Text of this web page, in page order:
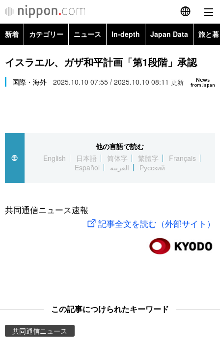
English
简体字
繁體字
العربية
社会
旅と暮らし
新着 カテゴリー ニュース In-depth Japan Data 旅と
政治・外交
経済・ビジネス
社会
文化
科学・技術
暮らし
Topics
Images
お知らせ
イスラエル、ガザ和平計画「第1段階」承認
News
from Japan
国際・海外 2025.10.10 07:55 / 2025.10.10 08:11 更新
他の言語で読む
English
日本語 简体字 繁體字
Français
Español
العربية Русский
共同通信ニュース速報
記事全文を読む（外部サイト）
この記事につけられたキーワード
共同通信ニュース